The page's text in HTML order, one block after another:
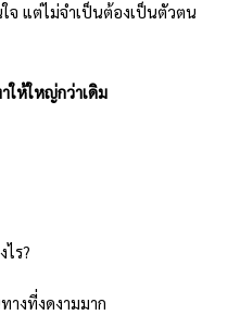
จ แต่ไม่จำเป็นต้องเป็นตัวตน
าให้ใหญ่กว่าเดิม
ไร?
งที่งดงามมาก